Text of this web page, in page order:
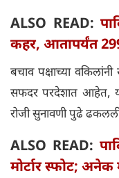
ALSO READ:
कहर, आतापर्यंत
बचाव पक्षाच्या
सफदर परदेशात आहेत,
रोजी सुनावणी पुढे
ALSO READ:
मोर्टार स्फोट;